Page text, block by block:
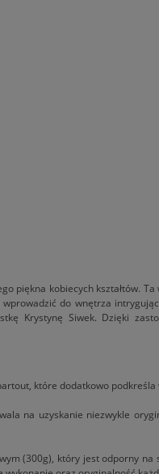
piękna kobiecych kształtów.
do wnętrza
Krystynę Siwek. Dzięki
które dodatkowo
na uzyskanie niezwykle
(300g), który jest odporny na